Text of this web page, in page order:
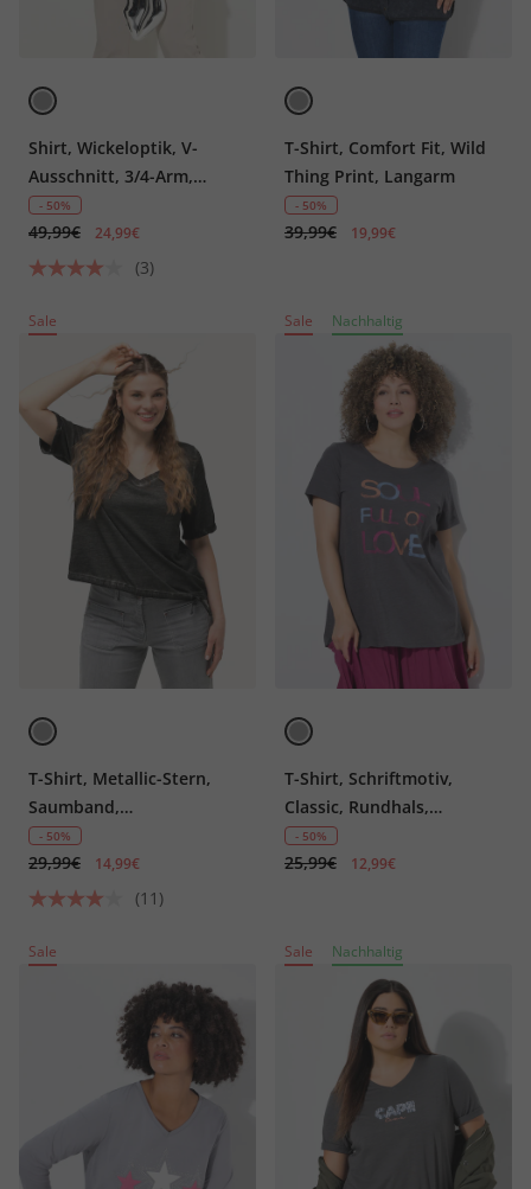
Shirt, Wickeloptik, V-
Ausschnitt, 3/4-Arm,
Modalmix
- 50%
49,99€ 24,99€
(3)
T-Shirt, Comfort Fit, Wild
Thing Print, Langarm
- 50%
39,99€ 19,99€
Sale
T-Shirt, Metallic-Stern,
Saumband,
Herzausschnitt, Halbarm
- 50%
29,99€ 14,99€
(11)
Sale Nachhaltig
T-Shirt, Schriftmotiv,
Classic, Rundhals,
Halbarm
- 50%
25,99€ 12,99€
Sale Sale Nachhaltig